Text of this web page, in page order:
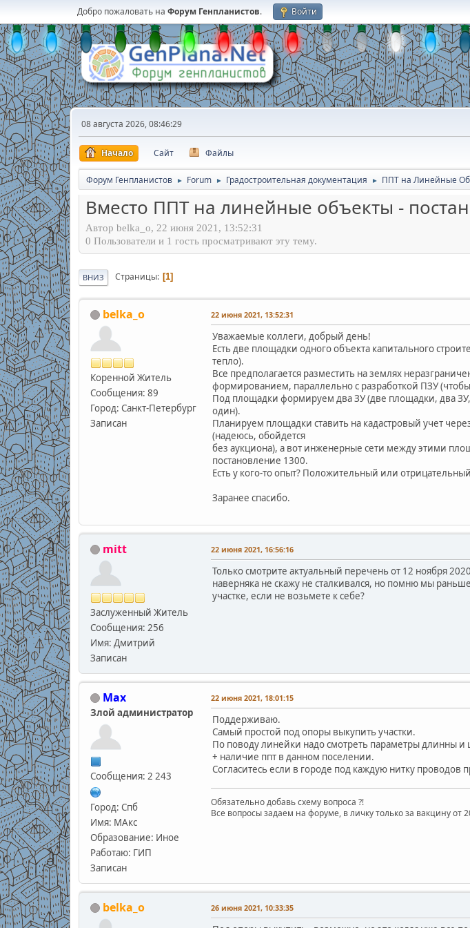
Добро пожаловать на Форум Генпланистов. Войти
08 августа 2026, 08:46:29
Начало Сайт Файлы
Форум Генпланистов ► Forum ► Градостроительная документация ► ППТ на Линейные
Вместо ППТ на линейные объекты -
Автор belka_o, 22 июня 2021, 13:52:31
0 Пользователи и 1 гость просматривают эту тему.
ВНИЗ Страницы 1
belka_o
Коренной Житель
Сообщения: 89
Город: Санкт-Петербург
Записан
22 июня 2021, 13:52:31
Уважаемые коллеги, добрый день!
Есть две площадки одного объекта капитального
тепло).
Все предполагается разместить на землях
формированием, параллельно с разработкой ПЗУ
Под площадки формируем два ЗУ (две площадки, два
один).
Планируем площадки ставить на кадастровый учет
(надеюсь, обойдется
без аукциона), а вот инженерные сети между этими
постановление 1300.
Есть у кого-то опыт? Положительный или
Заранее спасибо.
mitt
Заслуженный Житель
Сообщения: 256
Имя: Дмитрий
Записан
22 июня 2021, 16:56:16
Только смотрите актуальный перечень от 12 ноября
наверняка не скажу не сталкивался, но помню мы
участке, если не возьмете к себе?
Max
Злой администратор
Сообщения: 2 243
Город: Спб
Имя: МАкс
Образование: Иное
Работаю: ГИП
Записан
22 июня 2021, 18:01:15
Поддерживаю.
Самый простой под опоры выкупить участки.
По поводу линейки надо смотреть параметры длинны и
+ наличие ппт в данном поселении.
Согласитесь если в городе под каждую нитку проводов
Обязательно добавь схему вопроса ?!
Все вопросы задаем на форуме, в личку только за вакцину от
belka_o 26 июня 2021, 10:33:35